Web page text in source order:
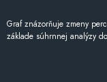
Graf znázorňuje zmeny
základe súhrnnej analýzy